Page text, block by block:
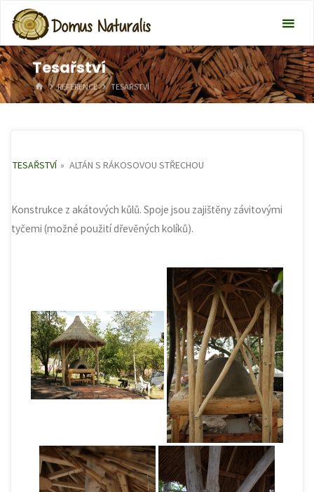
Tesařství
HOMEREFERENCE TESAŘSTVÍ
TESAŘSTVÍ » ALTÁN S RÁKOSOVOU STŘECHOU
Konstrukce z akátových kůlů. Spoje jsou zajištěny závitovými
tyčemi (možné použití dřevěných kolíků).